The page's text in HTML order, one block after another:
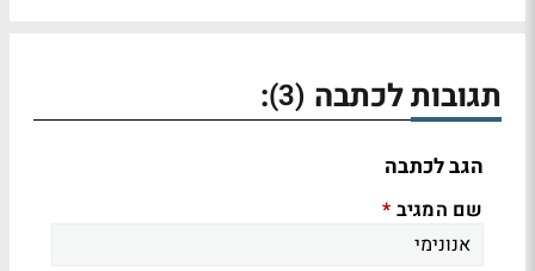
תגובות לכתבה (3)
:
הגב לכתבה
שם המגיב *